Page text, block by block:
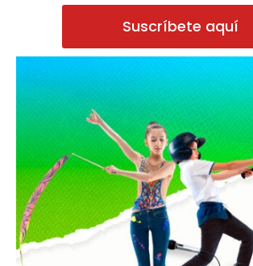
Suscríbete aquí